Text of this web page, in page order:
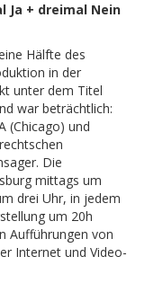
Ja + dreimal Nein
Hälfte des
in der
unter dem Titel
war beträchtlich:
(Chicago) und
Die
mittags um
drei Uhr, in jedem
um 20h
Aufführungen von
Internet und Video-